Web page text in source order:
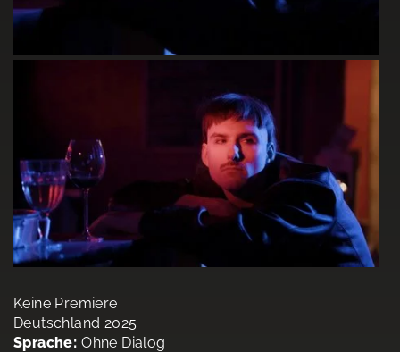
Keine Premiere
Deutschland 2025
Sprache: Ohne Dialog